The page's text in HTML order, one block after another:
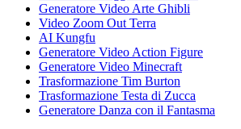
Generatore Video Arte Ghibli
Video Zoom Out Terra
AI Kungfu
Generatore Video Action Figure
Generatore Video Minecraft
Trasformazione Tim Burton
Trasformazione Testa di Zucca
Generatore Danza con il Fantasma